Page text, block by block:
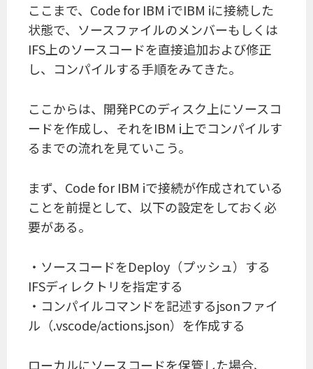
ここまで、Code for IBM iでIBM iに接続した
状態で、ソースファイルのメンバーもしくは
IFS上のソースコードを直接追加および修正
し、コンパイルする手順をみてきた。
ここからは、開発PCのディスク上にソースコ
ードを作成し、それをIBM i上でコンパイルす
るまでの流れを見ていこう。
まず、Code for IBM iで接続が作成されている
ことを前提として、以下の設定をしておく必
要がある。
・ソースコードをDeploy（プッシュ）する
IFSディレクトリを指定する
・コンパイルコマンドを記述するjsonファイ
ル（.vscode/actions.json）を作成する
ローカルにソースコードを保管した場合、